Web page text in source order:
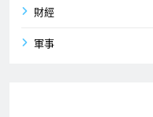
財經
軍事